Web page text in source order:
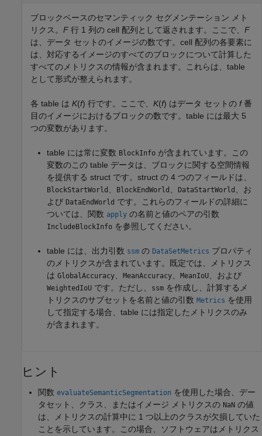
ブロックベースのセマンティック セグメンテーション メト
リクス。 F 行 1 列の cell 配列として返されます。ここで、 F
は、データ セットのイメージの数です。cell 配列の各要素に
は、対応するイメージのすべてのブロックについて計算した
すべてのメトリクスの情報が含まれます。これらは、table
として形式が整えられます。
各 table は K(f) 行です。ここで、 K(f) はデータ セットの f番
目のイメージにおけるブロックの数です。table には最大 5
つの変数があります。
table には常に変数 BlockInfo が含まれています。この
変数のこの table データは、ブロックに関する空間情報
を提供する struct です。struct の 4 つのフィールドは、
BlockStartWorld BlockEndWorld DataStartWorld
、お
よび DataEndWorld です。これらのフィールドの詳細に
ついては、関数 apply の名前と値のペアの引数
IncludeBlockInfo を参照してください。
table には、出力引数 ssm の DataSetMetrics プロパティ
のメトリクスが含まれています。既定では、メトリクス
は GlobalAccuracy MeanAccuracy MeanIoU 、および
WeightedIoU です。ただし、 ssm を作成し、計算するメ
トリクスのサブセットを名前と値の引数 Metrics を使用
して指定する場合、table には指定したメトリクスのみ
が含まれます。
ヒント
関数 evaluateSemanticSegmentation を使用した場合、デー
タセット、クラス、またはイメージ メトリクスの NaN の値
は、メトリクスの計算中に 1 つ以上のクラスが欠損していた
ことを示しています。この場合、ソフトウェアはメトリクス